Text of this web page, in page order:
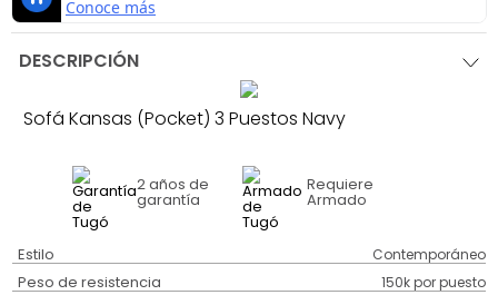
DESCRIPCIÓN
Sofá Kansas (Pocket) 3 Puestos Navy
2 años de
garantía
Requiere
Armado
Estilo Contemporáneo
Peso de resistencia 150k por puesto